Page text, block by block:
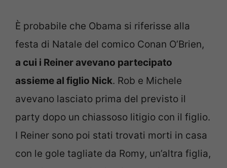
È probabile che Obama si riferisse alla
festa di Natale del comico Conan O’Brien,
a cui i Reiner avevano partecipato
assieme al figlio Nick. Rob e Michele
avevano lasciato prima del previsto il
party dopo un chiassoso litigio con il figlio.
I Reiner sono poi stati trovati morti in casa
con le gole tagliate da Romy, un’altra figlia,